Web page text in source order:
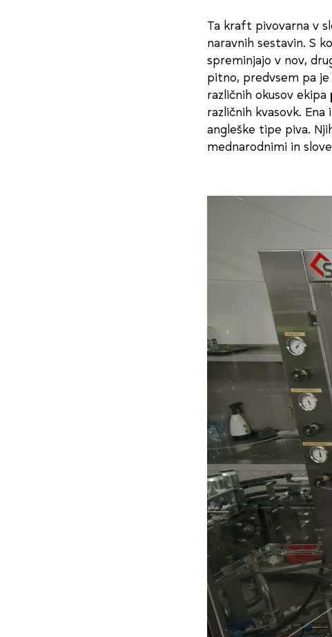
Ta kraft pivovarna v
naravnih sestavin. S
spreminjajo v nov,
pitno, predvsem pa je
različnih okusov ekipa
različnih kvasovk.
angleške tipe piva.
mednarodnimi in